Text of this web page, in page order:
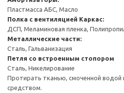
Пластмасса АБС, Масло
Полка с вентиляцией Каркас:
ДСП, Меламиновая пленка,
Металлические части:
Сталь, Гальванизация
Петля со встроенным стопором
Сталь, Никелирование
Протирать тканью, смоченной
средством.